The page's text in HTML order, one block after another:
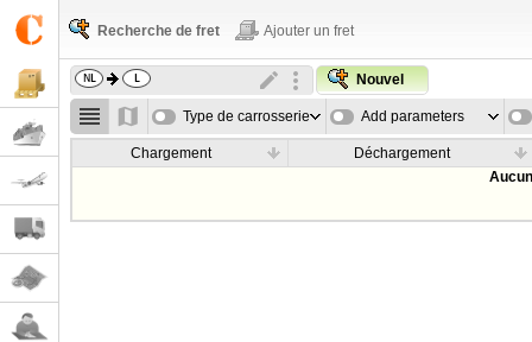
Recherche de fret Ajouter un fret
Nouvel
Type de carrosserie Add parameters
Chargement
Déchargement